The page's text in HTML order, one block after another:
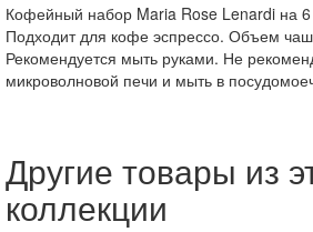
Кофейный набор Maria Rose Lenardi на
Подходит для кофе эспрессо. Объем
Рекомендуется мыть руками. Не
микроволновой печи и мыть в
Другие товары из
коллекции